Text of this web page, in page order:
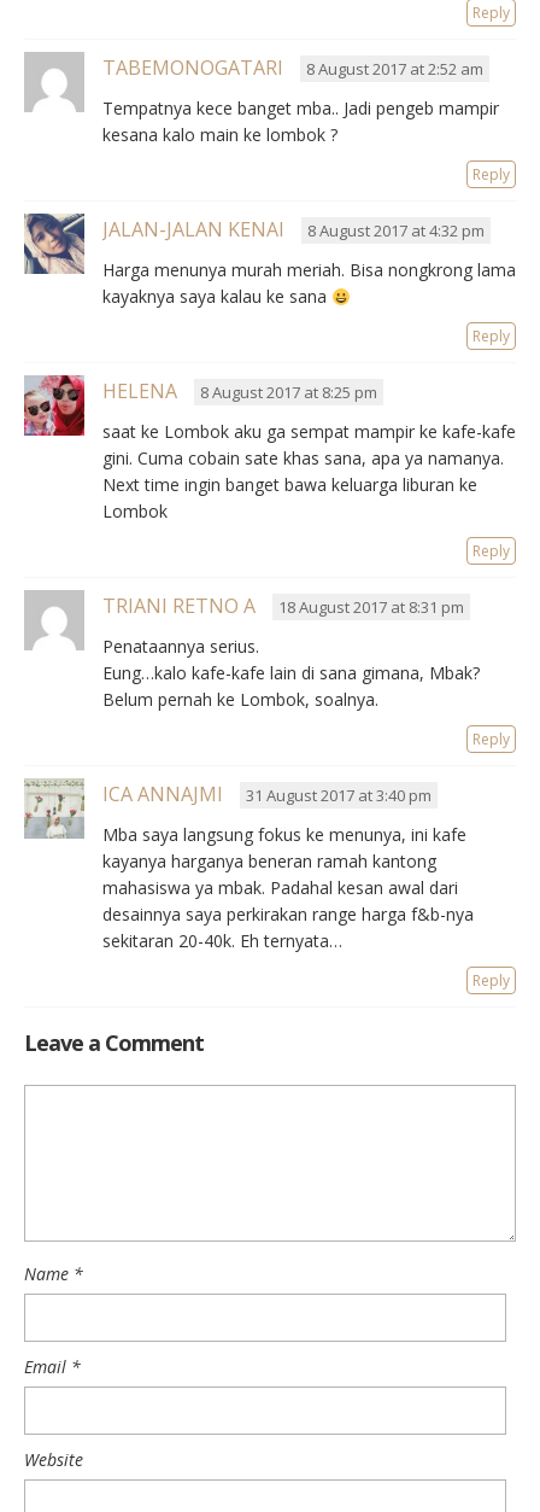
Reply
TABEMONOGATARI 8 August 2017 at 2:52 am
Tempatnya kece banget mba.. Jadi pengeb mampir
kesana kalo main ke lombok ?
Reply
JALAN-JALAN KENAI 8 August 2017 at 4:32 pm
Harga menunya murah meriah. Bisa nongkrong lama
kayaknya saya kalau ke sana
Reply
HELENA 8 August 2017 at 8:25 pm
saat ke Lombok aku ga sempat mampir ke kafe-kafe
gini. Cuma cobain sate khas sana, apa ya namanya.
Next time ingin banget bawa keluarga liburan ke
Lombok
Reply
TRIANI RETNO A 18 August 2017 at 8:31 pm
Penataannya serius.
Eung…kalo kafe-kafe lain di sana gimana, Mbak?
Belum pernah ke Lombok, soalnya.
Reply
ICA ANNAJMI 31 August 2017 at 3:40 pm
Mba saya langsung fokus ke menunya, ini kafe
kayanya harganya beneran ramah kantong
mahasiswa ya mbak. Padahal kesan awal dari
desainnya saya perkirakan range harga f&b-nya
sekitaran 20-40k. Eh ternyata…
Reply
Leave a Comment
Name *
Email *
Website